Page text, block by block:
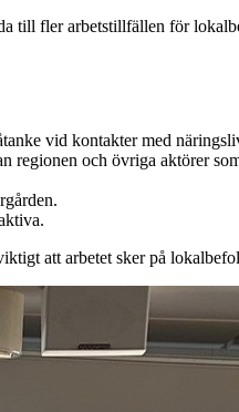
till fler arbetstillfällen för
vid kontakter med
regionen och övriga aktörer
att arbetet sker på